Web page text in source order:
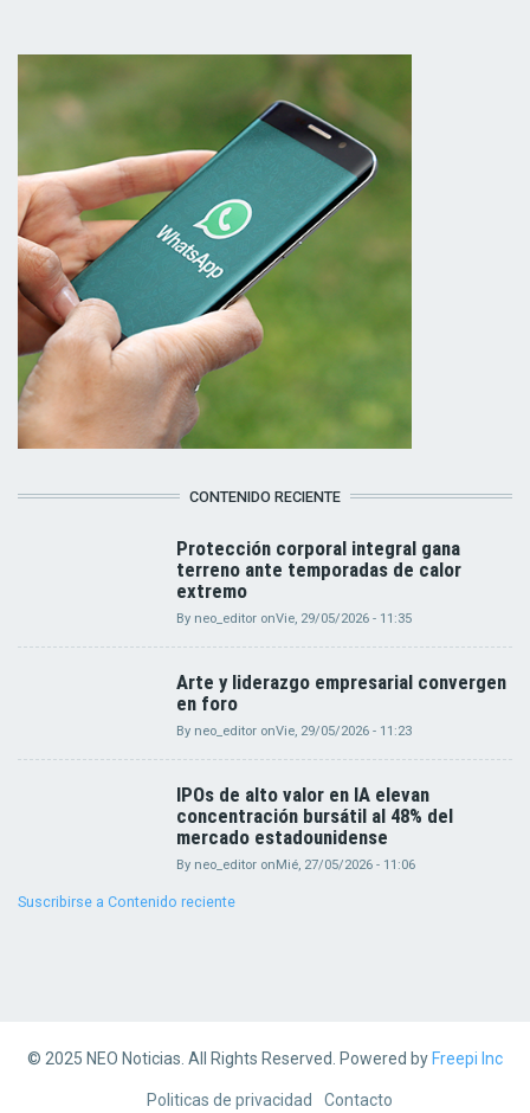
CONTENIDO RECIENTE
Protección corporal integral gana
terreno ante temporadas de calor
extremo
By neo_editor onVie, 29/05/2026 - 11:35
Arte y liderazgo empresarial convergen
en foro
By neo_editor onVie, 29/05/2026 - 11:23
IPOs de alto valor en IA elevan
concentración bursátil al 48% del
mercado estadounidense
By neo_editor onMié, 27/05/2026 - 11:06
Suscribirse a Contenido reciente
© 2025 NEO Noticias. All Rights Reserved. Powered byFreepi Inc
Politicas de privacidad Contacto